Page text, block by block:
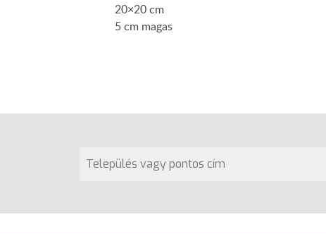
20×20 cm
5 cm magas